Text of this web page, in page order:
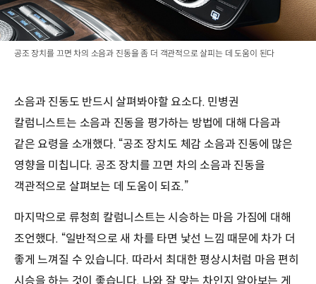
공조 장치를 끄면 차의 소음과 진동을 좀 더 객관적으로 살피는 데 도움이 된다
소음과 진동도 반드시 살펴봐야할 요소다. 민병권
칼럼니스트는 소음과 진동을 평가하는 방법에 대해 다음과
같은 요령을 소개했다. “공조 장치도 체감 소음과 진동에 많은
영향을 미칩니다. 공조 장치를 끄면 차의 소음과 진동을
객관적으로 살펴보는 데 도움이 되죠.”
마지막으로 류청희 칼럼니스트는 시승하는 마음 가짐에 대해
조언했다. “일반적으로 새 차를 타면 낯선 느낌 때문에 차가 더
좋게 느껴질 수 있습니다. 따라서 최대한 평상시처럼 마음 편히
시승을 하는 것이 좋습니다. 나와 잘 맞는 차인지 알아보는 게